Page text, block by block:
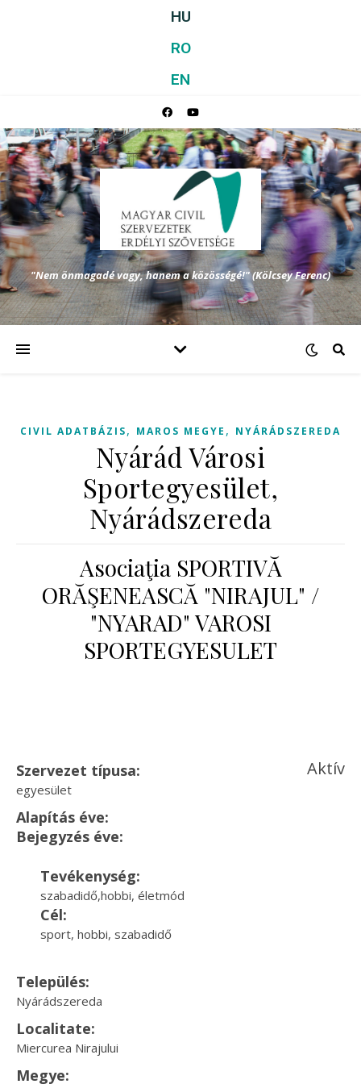
HU
RO
EN
"Nem önmagadé vagy, hanem a közösségé!" (Kölcsey Ferenc)
CIVIL ADATBÁZIS, MAROS MEGYE , NYÁRÁDSZEREDA
Nyárád Városi
Sportegyesület,
Nyárádszereda
Asociaţia SPORTIVĂ
ORĂŞENEASCĂ "NIRAJUL" /
"NYARAD" VAROSI
SPORTEGYESULET
Szervezet típusa:
egyesület
Aktív
Alapítás éve:
Bejegyzés éve:
Tevékenység:
szabadidő,hobbi, életmód
Cél:
sport, hobbi, szabadidő
Település:
Nyárádszereda
Localitate:
Miercurea Nirajului
Megye: